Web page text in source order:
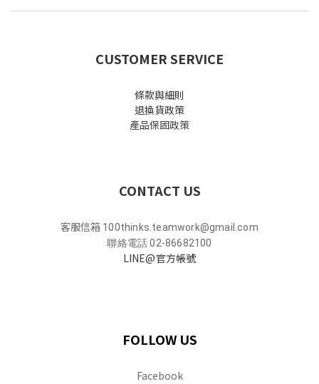
CUSTOMER SERVICE
條款與細則
退換貨政策
產品保固政策
CONTACT US
客服信箱 100thinks.teamwork@gmail.com
聯絡電話 02-86682100
LINE@官方帳號
FOLLOW US
Facebook